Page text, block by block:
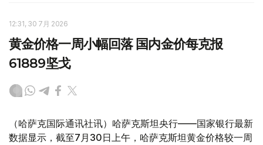
12:31, 30 7月 2026
黄金价格一周小幅回落 国内金价每克报
61889坚戈
（哈萨克国际通讯社讯）哈萨克斯坦央行——国家银行最新
数据显示，截至7月30日上午，哈萨克斯坦黄金价格较一周